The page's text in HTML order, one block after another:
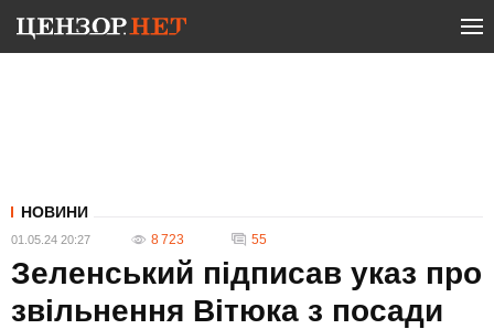
НОВИНИ
01.05.24 20:27 8 723 55
Зеленський підписав указ про
звільнення Вітюка з посади